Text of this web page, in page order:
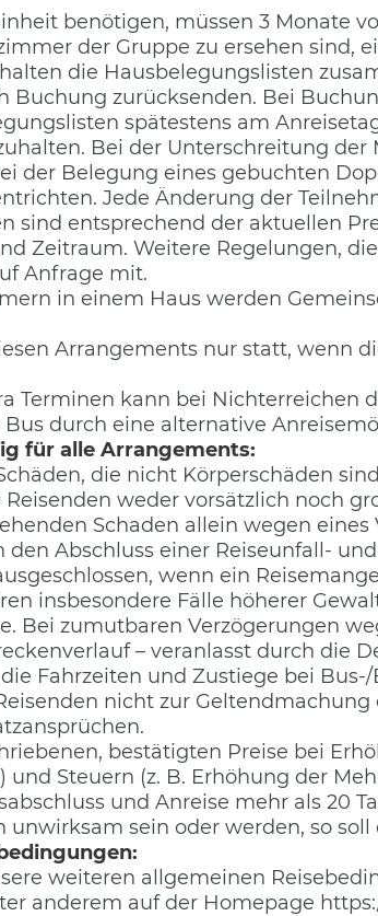
benötigen, müssen 3 Monate
der Gruppe zu ersehen sind,
die Hausbelegungslisten
Buchung zurücksenden. Bei
spätestens am
Bei der Unterschreitung
der Belegung eines gebuchten
Jede Änderung der
sind entsprechend der aktuellen
Zeitraum. Weitere Regelungen,
Anfrage mit.
in einem Haus werden
Arrangements nur statt, wenn
Terminen kann bei Nichterreichen
durch eine alternative
für alle Arrangements:
die nicht Körperschäden
Reisenden weder vorsätzlich noch
Schaden allein wegen
Abschluss einer Reiseunfall-
wenn ein
insbesondere Fälle höherer
Bei zumutbaren Verzögerungen
– veranlasst durch die
Fahrzeiten und Zustiege bei
nicht zur
bestätigten Preise bei
Steuern (z. B. Erhöhung der
und Anreise mehr als 20
unwirksam sein oder werden, so
weiteren allgemeinen
anderem auf der Homepage